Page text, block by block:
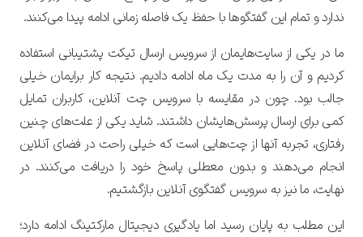
ندارد و تمام این گفتگوها با حفظ یک فاصله زمانی ادامه پیدا می‌کنند.
ما در یکی از سایت‌هایمان از سرویس ارسال تیکت پشتیبانی استفاده
کردیم و آن را به مدت یک ماه ادامه دادیم. نتیجه کار برایمان خیلی
جالب بود. چون در مقایسه با سرویس چت آنلاین، کاربران تمایل
کمی برای ارسال پرسش‌هایشان داشتند. شاید یکی از علت‌های چنین
رفتاری، تجربه آنها از چت‌هایی است که خیلی راحت در فضای آنلاین
انجام می‌دهند و بدون معطلی پاسخ خود را دریافت می‌کنند. در
نهایت، ما نیز به سرویس گفتگوی آنلاین بازگشتیم.
این مطلب به پایان رسید اما یادگیری دیجیتال مارکتینگ ادامه دارد؛